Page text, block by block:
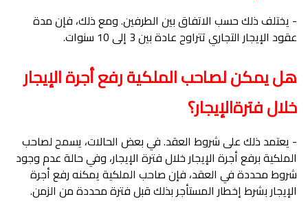
- يختلف ذلك حسب الاتفاق بين الطرفين. ومع ذلك، فإن مدة
عقود الإيجار التجاري تتراوح عادة بين 3 إلى 10 سنوات.
هل يمكن لصاحب الملكية رفع أجرة الإيجار
خلال فترةالإيجار؟
- يعتمد ذلك على شروط العقد. في بعض الحالات، يسمح لصاحب
الملكية برفع أجرة الإيجار خلال فترة الإيجار، وفي حالة عدم وجود
شروط محددة في العقد، فإن صاحب الملكية يمكنه رفع أجرة
الإيجار بشرط إخطار المستأجر بذلك قبل فترة محددة من الزمن.